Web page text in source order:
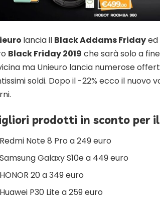
lancia il Black Addams Fridayed
Black Friday 2019 che sarà solo a
ma Unieuro lancia numerose
soldi. Dopo il -22% ecco il nuovo
prodotti in sconto per
Redmi Note 8 Pro a 249 euro
Samsung Galaxy S10e a 449 euro
HONOR 20 a 349 euro
Huawei P30 Lite a 259 euro